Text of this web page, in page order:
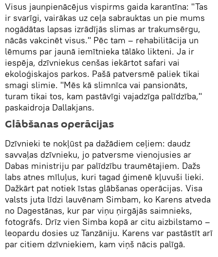
Visus jaunpienācējus vispirms gaida karantīna: "Tas
ir svarīgi, vairākas uz ceļa sabrauktas un pie mums
nogādātas lapsas izrādījās slimas ar trakumsērgu,
nācās vakcinēt visus." Pēc tam – rehabilitācija un
lēmums par jaunā iemītnieka tālāko likteni. Ja ir
iespēja, dzīvniekus cenšas iekārtot safari vai
ekoloģiskajos parkos. Pašā patversmē paliek tikai
smagi slimie. "Mēs kā slimnīca vai pansionāts,
turam tikai tos, kam pastāvīgi vajadzīga palīdzība,"
paskaidroja Dallakjans.
Glābšanas operācijas
Dzīvnieki te nokļūst pa dažādiem ceļiem: daudz
savvaļas dzīvnieku, jo patversme vienojusies ar
Dabas ministriju par palīdzību traumētajiem. Dažs
labs atnes mīluļus, kuri tagad ģimenē kļuvuši lieki.
Dažkārt pat notiek īstas glābšanas operācijas. Visa
valsts juta līdzi lauvēnam Simbam, ko Karens atveda
no Dagestānas, kur par viņu ņirgājās saimnieks,
fotogrāfs. Drīz vien Simba kopā ar citu aizbilstamo –
leopardu dosies uz Tanzāniju. Karens var pastāstīt arī
par citiem dzīvniekiem, kam viņš nācis palīgā.